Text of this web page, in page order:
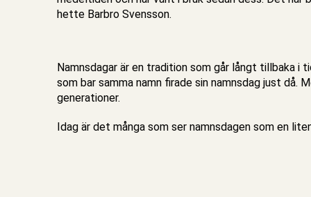
hette Barbro Svensson.
Namnsdagar är en tradition som går långt tillbaka i
som bar samma namn firade sin namnsdag just
generationer.
Idag är det många som ser namnsdagen som en